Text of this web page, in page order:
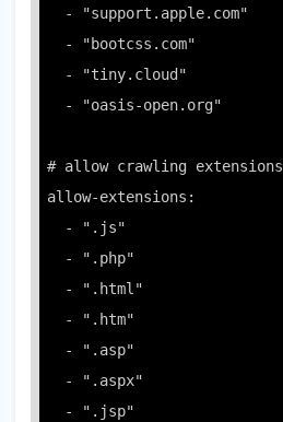
# allow crawling extensions
allow-extensions: